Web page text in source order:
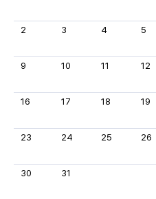
2 3 4 5
9 10 11 12
16 17 18 19
23 24 25 26
30 31